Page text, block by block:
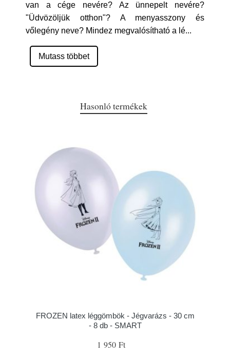
van a cége nevére? Az ünnepelt nevére?
"Üdvözöljük otthon"? A menyasszony és
vőlegény neve? Mindez megvalósítható a lé...
Mutass többet
Hasonló termékek
FROZEN latex léggömbök - Jégvarázs - 30 cm
- 8 db - SMART
1 950 Ft